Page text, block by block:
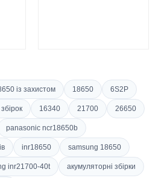
із захистом 18650 6S2P
16340 21700 26650
panasonic ncr18650b
inr18650 samsung 18650
inr21700-40t акумуляторні збірки